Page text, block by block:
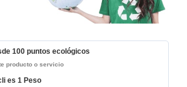
100 puntos ecológicos
producto o servicio
es 1 Peso